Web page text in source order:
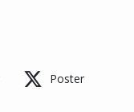
Poster